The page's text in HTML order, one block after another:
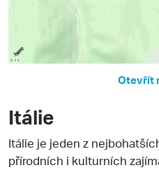
Otevřít
Itálie
Itálie je jeden z
přírodních i kulturních